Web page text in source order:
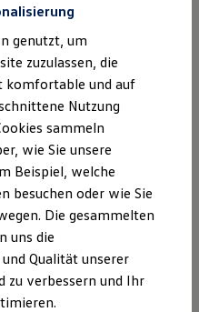
AC
Kiel - wohne allerdings
Ein waschechter
im Bereich
vom Rheinland über
kann ich auf über 10
und
am liebsten am Meer, auf
Familie, lerne und
Bulli durch die Lande.
genutzt, um
zuzulassen, die
komfortable und auf
Nutzung
sammeln
wie Sie unsere
Beispiel, welche
besuchen oder wie Sie
Die gesammelten
uns die
Qualität unserer
zu verbessern und Ihr